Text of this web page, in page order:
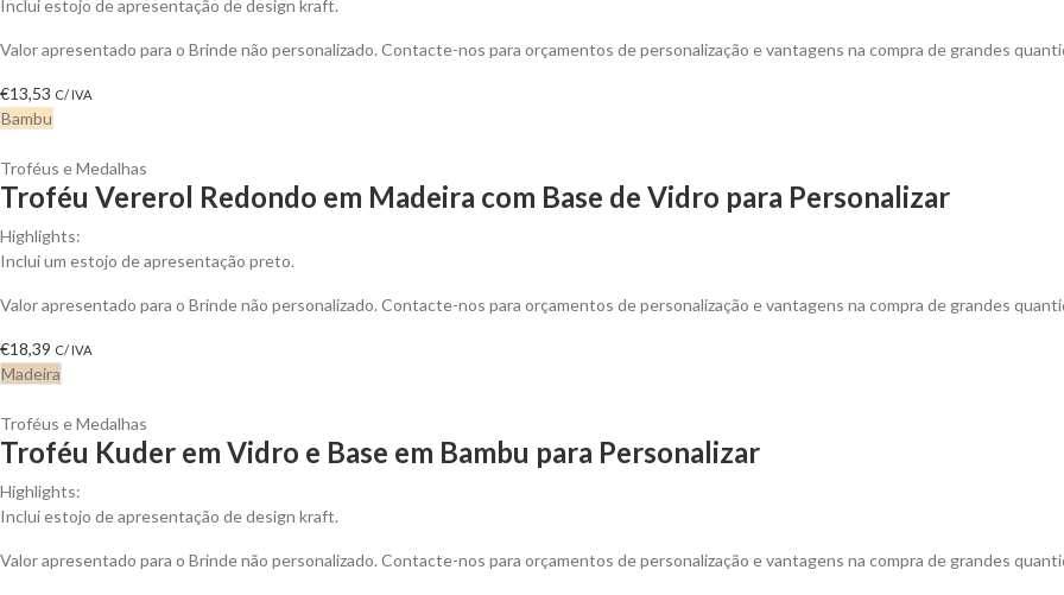
Inclui estojo de apresentação de design kraft.
Valor apresentado para o Brinde não personalizado. Contacte-nos para orçamentos de personalização e vantagens na compra de grandes
€13,53 C/ IVA
Bambu
Troféus e Medalhas
Troféu Vererol Redondo em Madeira com Base de Vidro para Personalizar
Highlights:
Inclui um estojo de apresentação preto.
Valor apresentado para o Brinde não personalizado. Contacte-nos para orçamentos de personalização e vantagens na compra de grandes
€18,39 C/ IVA
Madeira
Troféus e Medalhas
Troféu Kuder em Vidro e Base em Bambu para Personalizar
Highlights:
Inclui estojo de apresentação de design kraft.
Valor apresentado para o Brinde não personalizado. Contacte-nos para orçamentos de personalização e vantagens na compra de grandes